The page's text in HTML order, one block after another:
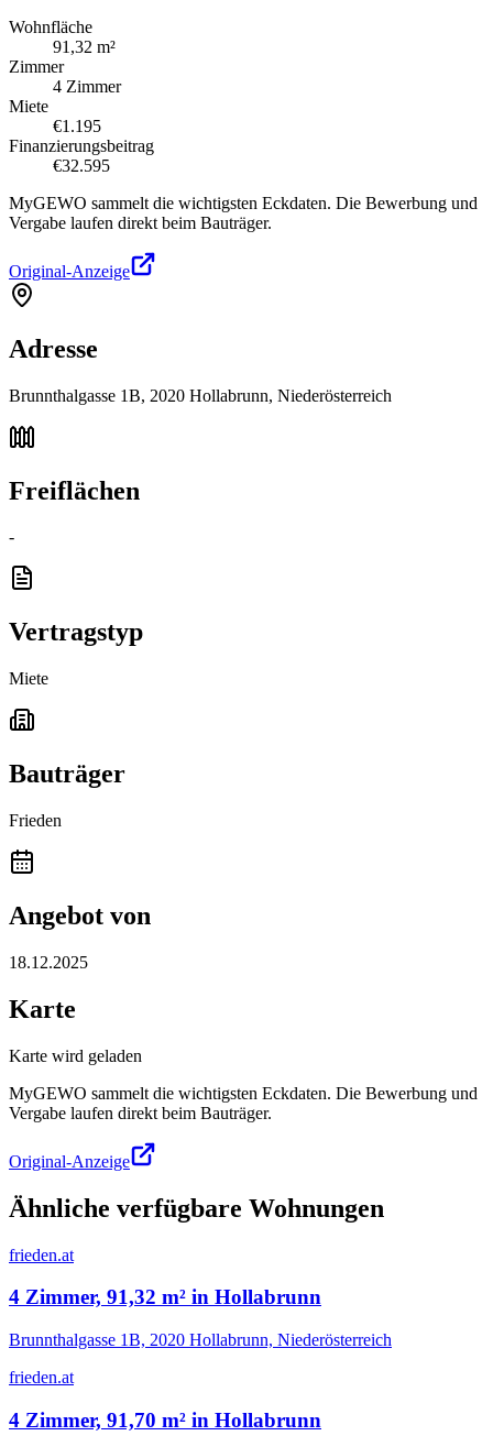
Wohnfläche
91,32 m²
Zimmer
4 Zimmer
Miete
€1.195
Finanzierungsbeitrag
€32.595
MyGEWO sammelt die wichtigsten Eckdaten. Die Bewerbung und
Vergabe laufen direkt beim Bauträger.
Original-Anzeige
Adresse
Brunnthalgasse 1B, 2020 Hollabrunn, Niederösterreich
Freiflächen
-
Vertragstyp
Miete
Bauträger
Frieden
Angebot von
18.12.2025
Karte
Karte wird geladen
MyGEWO sammelt die wichtigsten Eckdaten. Die Bewerbung und
Vergabe laufen direkt beim Bauträger.
Original-Anzeige
Ähnliche verfügbare Wohnungen
frieden.at
4 Zimmer, 91,32 m² in Hollabrunn
Brunnthalgasse 1B, 2020 Hollabrunn, Niederösterreich
frieden.at
4 Zimmer, 91,70 m² in Hollabrunn